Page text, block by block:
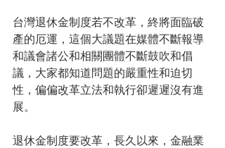
台灣退休金制度若不改革，終將面臨破
產的厄運，這個大議題在媒體不斷報導
和議會諸公和相關團體不斷鼓吹和倡
議，大家都知道問題的嚴重性和迫切
性，偏偏改革立法和執行卻遲遲沒有進
展。
退休金制度要改革，長久以來，金融業